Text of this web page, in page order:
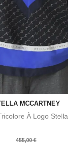
MCCARTNEY
À Logo
455,00 €